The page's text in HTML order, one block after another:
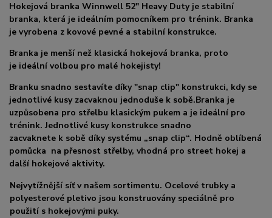
Hokejová branka Winnwell 52" Heavy Duty je stabilní
branka, která je ideálním pomocníkem pro trénink. Branka
je vyrobena z kovové pevné a stabilní konstrukce.
Branka je menší než klasická hokejová branka, proto
je ideální volbou pro malé hokejisty!
Branku snadno sestavíte díky "snap clip" konstrukci, kdy se
jednotlivé kusy zacvaknou jednoduše k sobě.Branka je
uzpůsobena pro střelbu klasickým pukem a je ideální pro
trénink. Jednotlivé kusy konstrukce snadno
zacvaknete k sobě díky systému „snap clip“. Hodně oblíbená
pomůcka na přesnost střelby, vhodná pro street hokej a
další hokejové aktivity.
Nejvytížnější síť v našem sortimentu. Ocelové trubky a
polyesterové pletivo jsou konstruovány speciálně pro
použití s hokejovými puky.